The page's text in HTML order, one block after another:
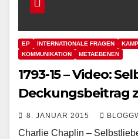
EP INTERNATIONALE FRAGEN
KOMMUNIKATION
METAEBENEN
1793-15 – Video:
Deckungsbeitrag
8. JANUAR 2015
Charlie Chaplin –